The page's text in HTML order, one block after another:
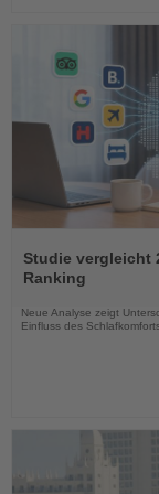
Sie
die
Nachrichten
Studie vergleicht
Ranking
Neue Analyse zeigt
Einfluss des